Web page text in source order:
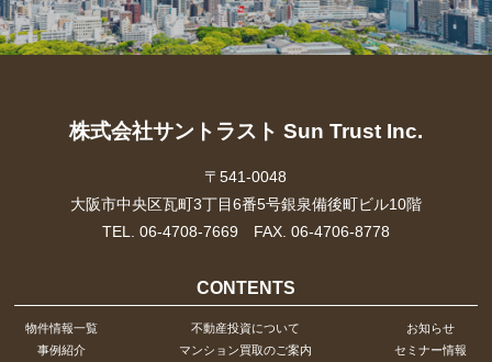
株式会社サントラスト Sun Trust Inc.
〒541-0048
大阪市中央区瓦町3丁目6番5号銀泉備後町ビル10階
TEL. 06-4708-7669 FAX. 06-4706-8778
CONTENTS
物件情報一覧
事例紹介
不動産投資について
マンション買取のご案内
お知らせ
セミナー情報